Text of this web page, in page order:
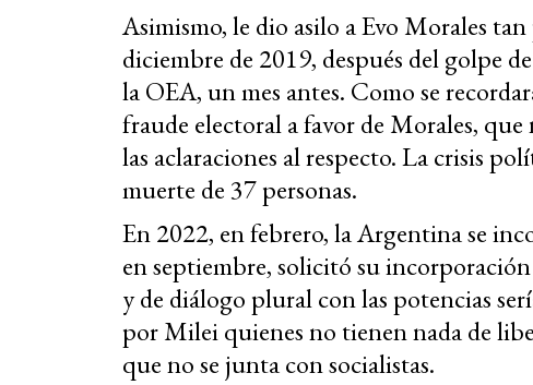
Asimismo, le dio asilo a Evo Morales
diciembre de 2019, después del golpe
la OEA, un mes antes. Como se
fraude electoral a favor de Morales,
las aclaraciones al respecto. La crisis
muerte de 37 personas.
En 2022, en febrero, la Argentina se
en septiembre, solicitó su
y de diálogo plural con las potencias
por Milei quienes no tienen nada de
que no se junta con socialistas.